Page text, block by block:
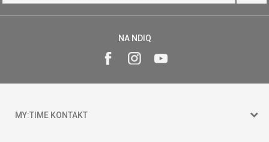
NA NDIQ
MY:TIME KONTAKT